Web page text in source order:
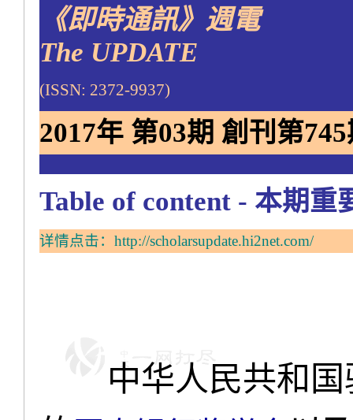
《即時通訊》週電
The UPDATE
(ISSN: 2372-9937)
2017年 第03期 創刊第
Table of content - 本期重
详情点击： http://scholarsupdate.hi2net.com/
中华人民共和国